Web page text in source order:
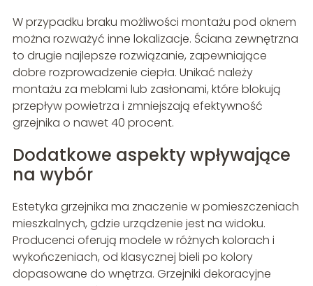
W przypadku braku możliwości montażu pod oknem
można rozważyć inne lokalizacje. Ściana zewnętrzna
to drugie najlepsze rozwiązanie, zapewniające
dobre rozprowadzenie ciepła. Unikać należy
montażu za meblami lub zasłonami, które blokują
przepływ powietrza i zmniejszają efektywność
grzejnika o nawet 40 procent.
Dodatkowe aspekty wpływające
na wybór
Estetyka grzejnika ma znaczenie w pomieszczeniach
mieszkalnych, gdzie urządzenie jest na widoku.
Producenci oferują modele w różnych kolorach i
wykończeniach, od klasycznej bieli po kolory
dopasowane do wnętrza. Grzejniki dekoracyjne